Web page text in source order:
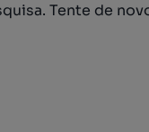
Tente de